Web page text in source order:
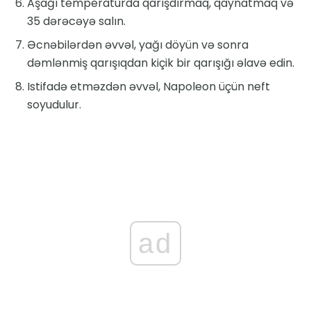
35 dərəcəyə salın.
Əcnəbilərdən əvvəl, yağı döyün və sonra
dəmlənmiş qarışıqdan kiçik bir qarışığı əlavə edin.
Istifadə etməzdən əvvəl, Napoleon üçün neft
soyudulur.
ad